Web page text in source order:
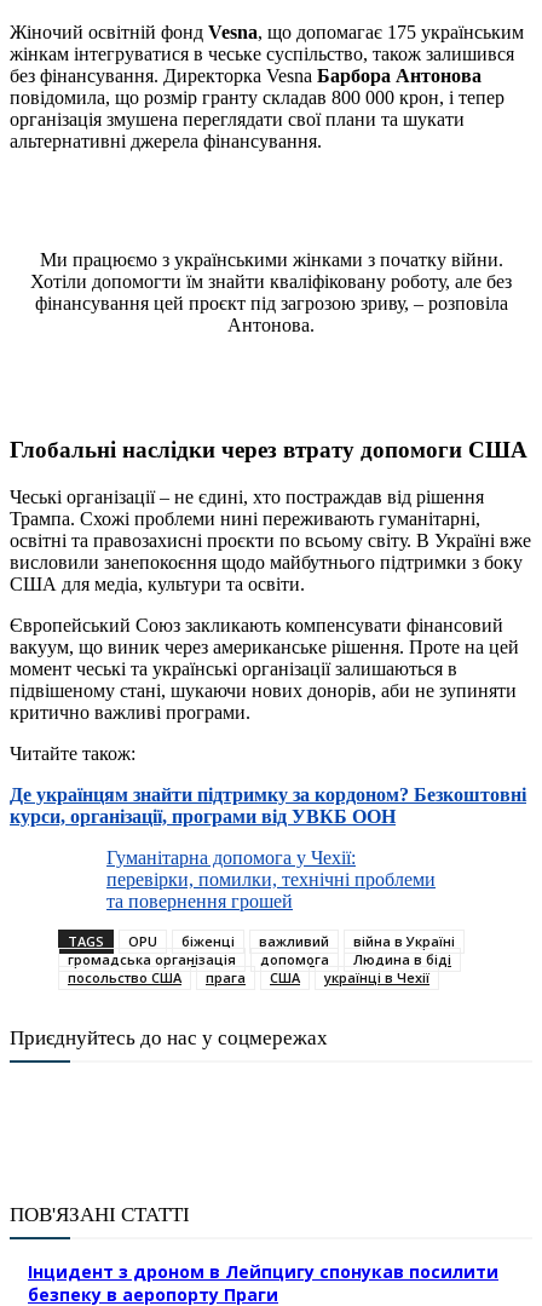
Жіночий освітній фонд Vesna, що допомагає 175 українським
жінкам інтегруватися в чеське суспільство, також залишився
без фінансування. Директорка Vesna Барбора Антонова
повідомила, що розмір гранту складав 800 000 крон, і тепер
організація змушена переглядати свої плани та шукати
альтернативні джерела фінансування.
Ми працюємо з українськими жінками з початку війни.
Хотіли допомогти їм знайти кваліфіковану роботу, але без
фінансування цей проєкт під загрозою зриву, – розповіла
Антонова.
Глобальні наслідки через втрату допомоги США
Чеські організації – не єдині, хто постраждав від рішення
Трампа. Схожі проблеми нині переживають гуманітарні,
освітні та правозахисні проєкти по всьому світу. В Україні вже
висловили занепокоєння щодо майбутнього підтримки з боку
США для медіа, культури та освіти.
Європейський Союз закликають компенсувати фінансовий
вакуум, що виник через американське рішення. Проте на цей
момент чеські та українські організації залишаються в
підвішеному стані, шукаючи нових донорів, аби не зупиняти
критично важливі програми.
Читайте також:
Де українцям знайти підтримку за кордоном? Безкоштовні
курси, організації, програми від УВКБ ООН
Гуманітарна допомога у Чехії:
перевірки, помилки, технічні проблеми
та повернення грошей
TAGS OPU біженці важливий
війна в Україні
громадська організація
допомога
Людина в біді
посольство США
прага США українці в Чехії
Приєднуйтесь до нас у соцмережах
ПОВ'ЯЗАНІ СТАТТІ
Інцидент з дроном в Лейпцигу спонукав посилити
безпеку в аеропорту Праги